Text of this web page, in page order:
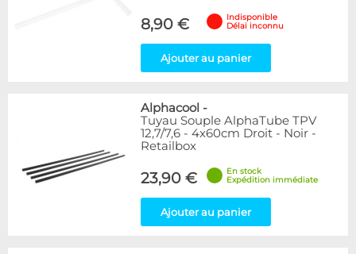
8,90 €
Indisponible
Délai inconnu
Ajouter au panier
Alphacool -
Tuyau Souple AlphaTube TPV
12,7/7,6 - 4x60cm Droit - Noir -
Retailbox
23,90 €
En stock
Expédition immédiate
Ajouter au panier